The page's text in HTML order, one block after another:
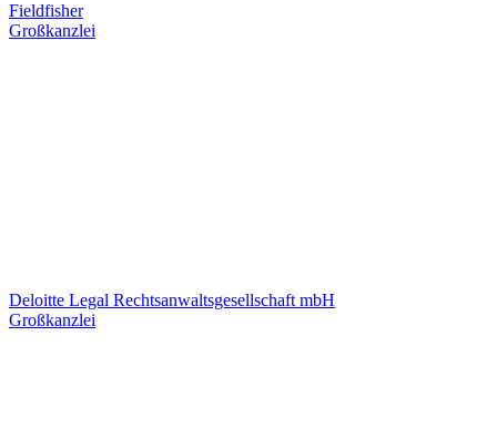
Fieldfisher
Großkanzlei
Deloitte Legal Rechtsanwaltsgesellschaft mbH
Großkanzlei